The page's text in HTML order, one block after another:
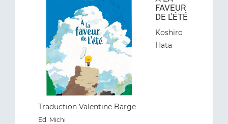
FAVEUR
DE L'ÉTÉ
Koshiro
Hata
Traduction Valentine Barge
Ed. Michi